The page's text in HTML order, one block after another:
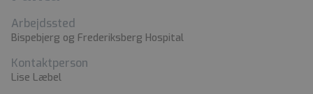
Arbejdssted
Bispebjerg og Frederiksberg Hospital
Kontaktperson
Lise Læbel